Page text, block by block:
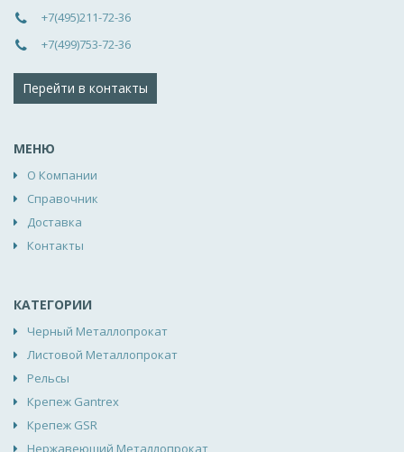
+7(495)211-72-36
+7(499)753-72-36
Перейти в контакты
МЕНЮ
О Компании
Справочник
Доставка
Контакты
КАТЕГОРИИ
Черный Металлопрокат
Листовой Металлопрокат
Рельсы
Крепеж Gantrex
Крепеж GSR
Нержавеющий Металлопрокат